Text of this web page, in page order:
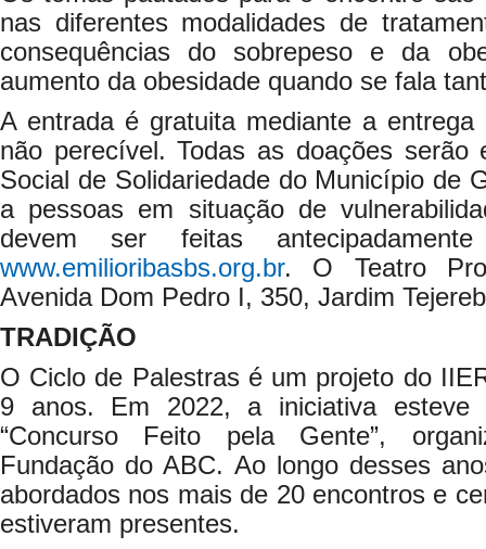
nas diferentes modalidades de
consequências do sobrepeso e da
aumento da obesidade quando se fala
A entrada é gratuita mediante a
não perecível. Todas as doações serão
Social de Solidariedade do Município de
a pessoas em situação de
devem ser feitas
www.emilioribasbs.org.br. O Teatro
Avenida Dom Pedro I, 350, Jardim
TRADIÇÃO
O Ciclo de Palestras é um projeto do
9 anos. Em 2022, a iniciativa esteve
“Concurso Feito pela Gente”,
Fundação do ABC. Ao longo desses
abordados nos mais de 20 encontros e
estiveram presentes.